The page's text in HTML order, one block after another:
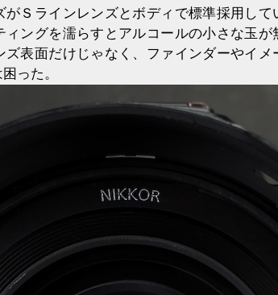
Ｓラインレンズとボディで標準採用して
ィングを濡らすとアルコールの小さな玉
ズ表面だけじゃなく、ファインダーやイ
った。